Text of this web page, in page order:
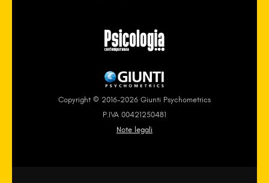
Copyright © 2016-2026 Giunti Psychometrics
P.IVA 00421250481
Note legali